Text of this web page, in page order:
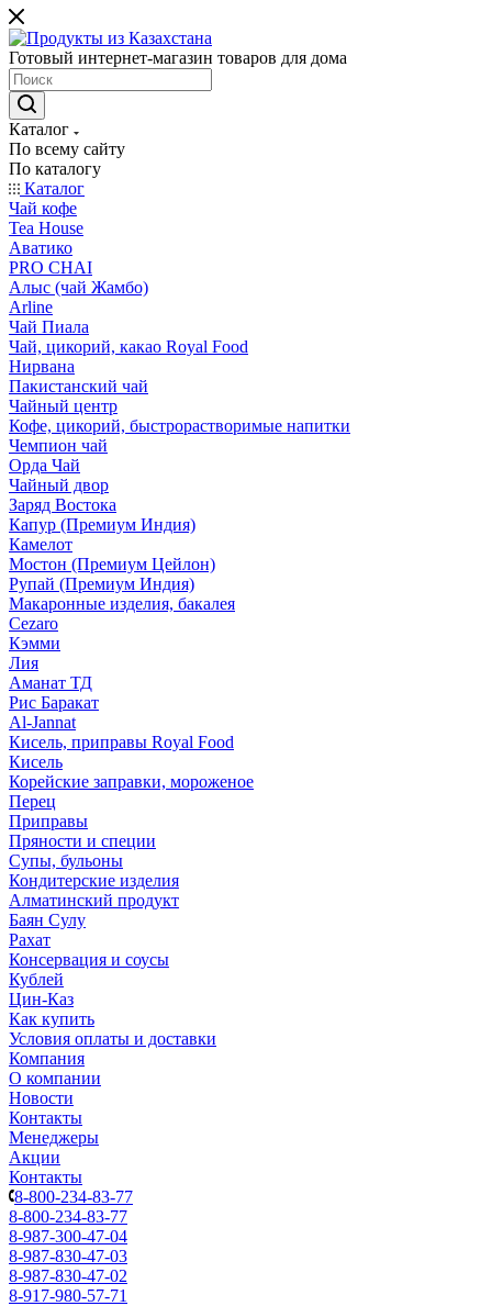
Готовый интернет-магазин товаров для дома
Каталог
По всему сайту
По каталогу
Каталог
Чай кофе
Tea House
Аватико
PRO CHAI
Алыс (чай Жамбо)
Arline
Чай Пиала
Чай, цикорий, какао Royal Food
Нирвана
Пакистанский чай
Чайный центр
Кофе, цикорий, быстрорастворимые напитки
Чемпион чай
Орда Чай
Чайный двор
Заряд Востока
Капур (Премиум Индия)
Камелот
Мостон (Премиум Цейлон)
Рупай (Премиум Индия)
Макаронные изделия, бакалея
Cezaro
Кэмми
Лия
Аманат ТД
Рис Баракат
Al-Jannat
Кисель, приправы Royal Food
Кисель
Корейские заправки, мороженое
Перец
Приправы
Пряности и специи
Супы, бульоны
Кондитерские изделия
Алматинский продукт
Баян Сулу
Рахат
Консервация и соусы
Кублей
Цин-Каз
Как купить
Условия оплаты и доставки
Компания
О компании
Новости
Контакты
Менеджеры
Акции
Контакты
8-800-234-83-77
8-800-234-83-77
8-987-300-47-04
8-987-830-47-03
8-987-830-47-02
8-917-980-57-71